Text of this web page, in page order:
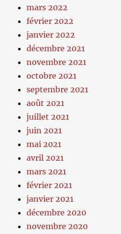
mars 2022
février 2022
janvier 2022
décembre 2021
novembre 2021
octobre 2021
septembre 2021
août 2021
juillet 2021
juin 2021
mai 2021
avril 2021
mars 2021
février 2021
janvier 2021
décembre 2020
novembre 2020